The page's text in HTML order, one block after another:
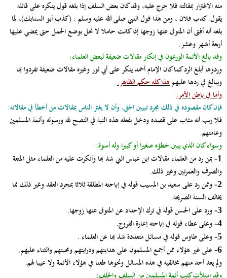
منه الاغترار بمقالته فلا حرج عليه، وقد كان بعض السلف إذا بلغه قول ينكره على قائله
يقول: كذب فلان ، ومن هذا قول النبي صلى الله عليه وسلم :(كذب أبو السنابك)،لما
بلغه أنه أفتى أن المتوفى عنها زوجها إذا كانت حاملا لا تحل بوضع الحمل حتى يمضي عليها
أربعة أشهر وعشر.
وقد بالغ الأئمة الورعون في إنكار مقالات ضعيفة لبعض العلماء:
وردوها أبلغ الرد كما كان الإمام أحمد ينكر على أبي ثور وغيره مقالات ضعيفة تفردوا بها
ويبالغ في ردها عليهمهذا كله حكم الظاهر.
وأما في باطن الأمر:
فإن كان مقصوده في ذلك مجرد تبيين الحق، وأن لا يغتر الناس بمقالات من أخطأ في مقالاته:
فلا ريب أنه مثاب على قصده ودخل بفعله هذه النية في النصح لله ورسوله وأئمة المسلمين
وعامتهم.
وسواء كان الذي يبين خطؤه صغيرا أو كبيرا وله أسوة:
1- بمن رد من العلماء مقالات ابن عباس التي شذ بها وأنكرت عليه من العلماء مثل المتعة
والصرف والعمرتين وغير ذلك.
2- وممن رد على سعيد بن المسيب قوله في إباحته المطلقة ثلاثا بمجرد العقد وغير ذلك مما
يخالف السنة الصريحة.
3- ورد على الحسن قوله في ترك الإحداد عن المتوفى عنها زوجها.
4- وعلى عطاء قوله في إباحته إعارة الفروج.
5- وعلى طاوس قوله في مسائل متعددة شذ بها عن العلماء .
6- على غير هؤلاء ممن أجمع المسلمون على هدايتهم ودرايتهم ومحبتهم والثناء عليهم.
ولم يعد أحد منهم مخالفيه في هذه المسائل ونحوها طعنا في هؤلاء الأئمة ولا عيبا لهم.